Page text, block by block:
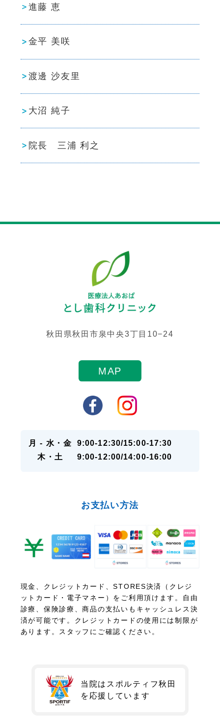
進藤 恵
金平 美咲
渡邊 沙友里
大沼 純子
院長 三浦 利之
秋田県秋田市泉中央3丁目10−24
MAP
月 - 水・金
9:00-12:30/15:00-17:30
木・土
9:00-12:00/14:00-16:00
お支払い方法
現金、クレジットカード、STORES決済（クレジ
ットカード・電子マネー）をご利用頂けます。自由
診療、保険診療、商品の支払いもキャッシュレス決
済が可能です。クレジットカードの使用には制限が
あります。スタッフにご確認ください。
当院はスポルティフ秋田
を 応援しています